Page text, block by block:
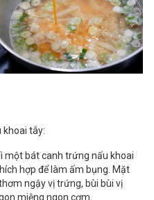
tây:
một bát canh trứng nấu khoai
hợp để làm ấm bụng. Mặt
ngậy vị trứng, bùi bùi vị
miệng ngon cơm.